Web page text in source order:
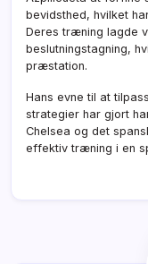
bevidsthed, hvilket
Deres træning lagde
beslutningstagning,
præstation.
Hans evne til at
strategier har gjort
Chelsea og det
effektiv træning i en